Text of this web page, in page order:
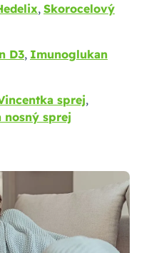
, Skorocelový
D3, Imunoglukan
sprej,
nosný sprej